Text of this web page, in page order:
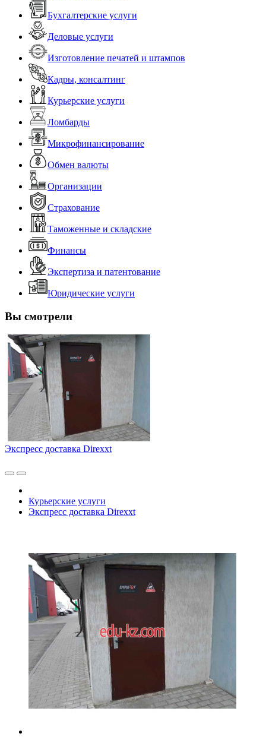
Бухгалтерские услуги
Деловые услуги
Изготовление печатей и штампов
Кадры, консалтинг
Курьерские услуги
Ломбарды
Микрофинансирование
Обмен валюты
Организации
Страхование
Таможенные и складские
Финансы
Экспертиза и патентование
Юридические услуги
Вы смотрели
Экспресс доставка Direxxt
Курьерские услуги
Экспресс доставка Direxxt